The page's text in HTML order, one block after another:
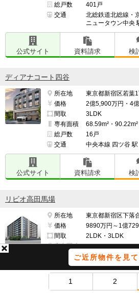
ご近所物件を見
1 2
総戸数
401戸
交通
北総鉄道北総線・
ニュータウン中央
公式サイト 資料請求 検
ディアナコート四谷
所在地
東京都新宿区若葉1
価格
2億5,900万円・4
間取
3LDK
専有面積
68.59m²・90.22m²
総戸数
16戸
交通
中央本線 四ツ谷
公式サイト 資料請求 検
リビオ高田馬場
所在地
東京都新宿区下落
価格
9890万円～1億
間取
2LDK・3LDK
専有面積
55.08m2～76.56m
133戸
交通
JR山手線・東京メ